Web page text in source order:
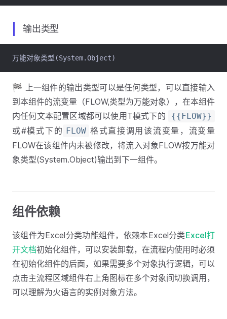
输出类型
万能对象类型(System.Object)
🏁 上一组件的输出类型可以是任何类型，可以直接输入
到本组件的流变量（FLOW,类型为万能对象），在本组件
内任何文本配置区域都可以使用T模式下的
{{FLOW}}
或#模式下的 FLOW 格式直接调用该流变量，流变量
FLOW在该组件内未被修改，将流入对象FLOW按万能对
象类型(System.Object)输出到下一组件。
组件依赖
该组件为Excel分类功能组件，依赖本Excel分类Excel打
开文档初始化组件，可以安装卸载，在流程内使用时必须
在初始化组件的后面，如果需要多个对象执行逻辑，可以
点击主流程区域组件右上角图标在多个对象间切换调用，
可以理解为火语言的实例对象方法。